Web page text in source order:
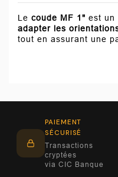
Le coude MF 1" est un
adapter les
tout en assurant une
PAIEMENT
SÉCURISÉ
Transactions
cryptées
via CIC Banque